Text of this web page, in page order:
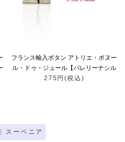
フランス輸入ボタン アトリエ・ボヌー
ル・ドゥ・ジュール【バレリーナシル
エットモノトーンA】
275円(税込)
スーベニア